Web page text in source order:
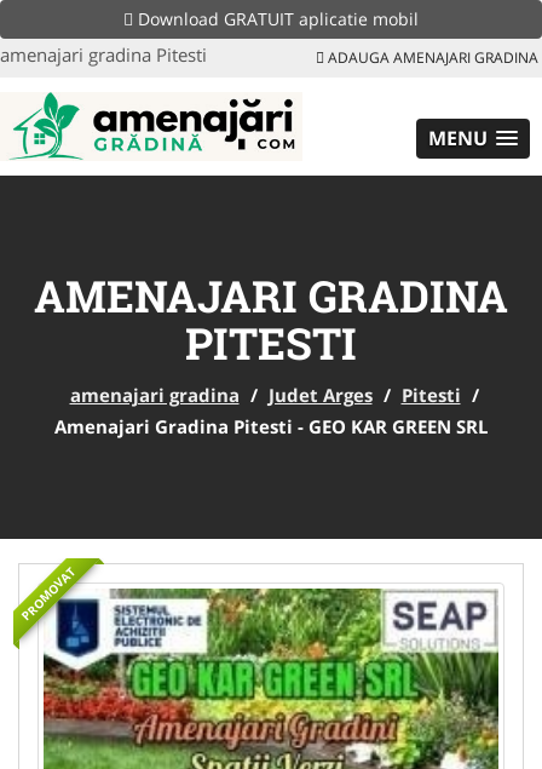
Download GRATUIT aplicatie mobil
amenajari gradina Pitesti ADAUGA AMENAJARI GRADINA
MENU
AMENAJARI GRADINA
PITESTI
amenajari gradina / Judet Arges / Pitesti /
Amenajari Gradina Pitesti - GEO KAR GREEN SRL
PROMOVAT